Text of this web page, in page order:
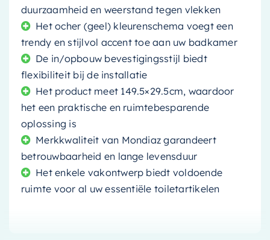
duurzaamheid en weerstand tegen vlekken
Het ocher (geel) kleurenschema voegt een
trendy en stijlvol accent toe aan uw badkamer
De in/opbouw bevestigingsstijl biedt
flexibiliteit bij de installatie
Het product meet 149.5×29.5cm, waardoor
het een praktische en ruimtebesparende
oplossing is
Merkkwaliteit van Mondiaz garandeert
betrouwbaarheid en lange levensduur
Het enkele vakontwerp biedt voldoende
ruimte voor al uw essentiële toiletartikelen